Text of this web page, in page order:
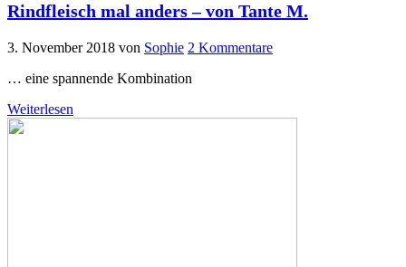
Rindfleisch mal anders – von Tante M.
3. November 2018 von Sophie 2 Kommentare
… eine spannende Kombination
Weiterlesen